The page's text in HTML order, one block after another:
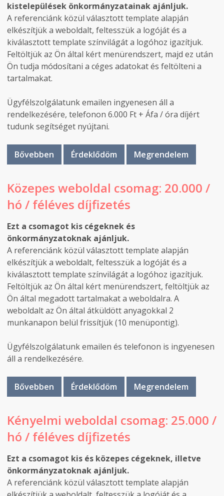
kistelepülések önkormányzatainak ajánljuk.
A referenciánk közül választott template alapján
elkészítjük a weboldalt, feltesszük a logóját és a
kiválasztott template színvilágát a logóhoz igazítjuk.
Feltöltjük az Ön által kért menürendszert, majd ez után
Ön tudja módosítani a céges adatokat és feltölteni a
tartalmakat.
Ügyfélszolgálatunk emailen ingyenesen áll a
rendelkezésére, telefonon 6.000 Ft + Áfa / óra díjért
tudunk segítséget nyújtani.
Bővebben Érdeklődöm Megrendelem
Közepes weboldal csomag: 20.000 /
hó / féléves díjfizetés
Ezt a csomagot kis cégeknek és
önkormányzatoknak ajánljuk.
A referenciánk közül választott template alapján
elkészítjük a weboldalt, feltesszük a logóját és a
kiválasztott template színvilágát a logóhoz igazítjuk.
Feltöltjük az Ön által kért menürendszert, feltöltjük az
Ön által megadott tartalmakat a weboldalra. A
weboldalt az Ön által átküldött anyagokkal 2
munkanapon belül frissítjük (10 menüpontig).
Ügyfélszolgálatunk emailen és telefonon is ingyenesen
áll a rendelkezésére.
Bővebben Érdeklődöm Megrendelem
Kényelmi weboldal csomag: 25.000 /
hó / féléves díjfizetés
Ezt a csomagot kis és közepes cégeknek, illetve
önkormányzatoknak ajánljuk.
A referenciánk közül választott template alapján